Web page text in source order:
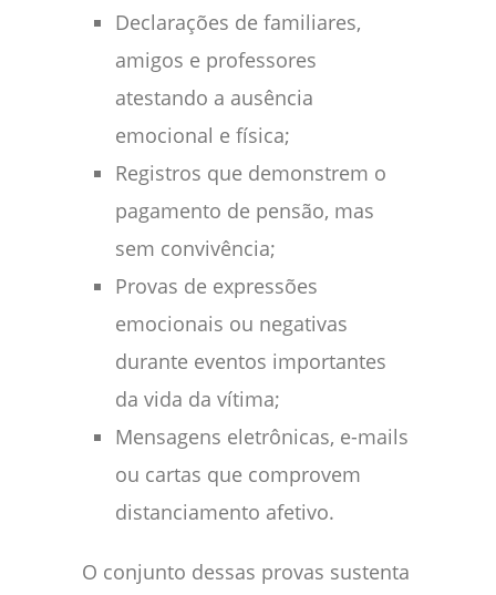
Declarações de familiares,
amigos e professores
atestando a ausência
emocional e física;
Registros que demonstrem o
pagamento de pensão, mas
sem convivência;
Provas de expressões
emocionais ou negativas
durante eventos importantes
da vida da vítima;
Mensagens eletrônicas, e-mails
ou cartas que comprovem
distanciamento afetivo.
O conjunto dessas provas sustenta